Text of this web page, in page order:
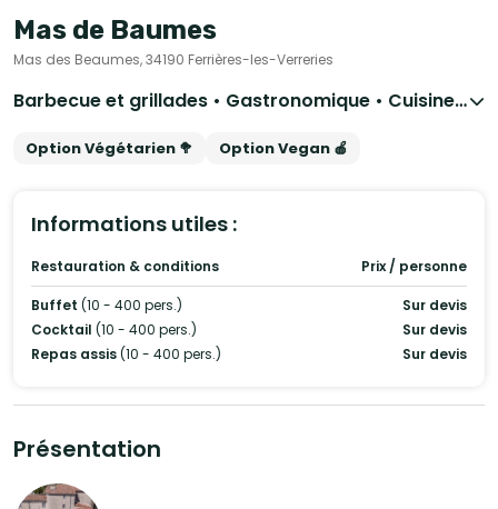
Mas de Baumes
Mas des Beaumes, 34190 Ferrières-les-Verreries
Barbecue et grillades • Gastronomique • Cuisine régionale • Français Traditionnel
Option Végétarien 🥦 Option Vegan 🍎
Informations utiles :
Restauration & conditions Prix / personne
Buffet (10 - 400 pers.)
Sur devis
Cocktail (10 - 400 pers.)
Sur devis
Repas assis(10 - 400 pers.) Sur devis
Présentation